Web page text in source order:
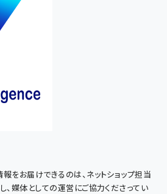
をお届けできるのは、ネットショップ担当
、媒体としての運営にご協力くださってい